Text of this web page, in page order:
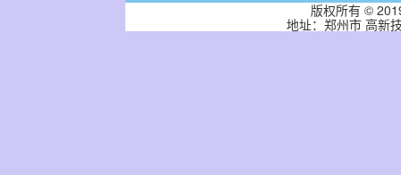
版权所有 ©
地址：郑州市 高新